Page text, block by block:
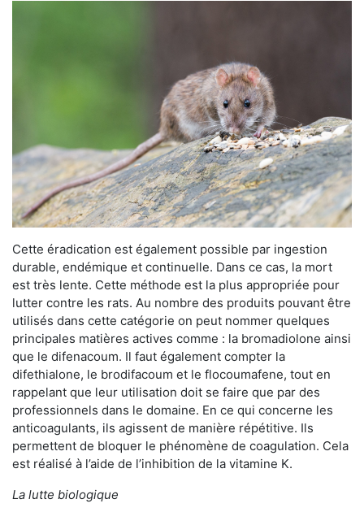
Cette éradication est également possible par ingestion
durable, endémique et continuelle. Dans ce cas, la mort
est très lente. Cette méthode est la plus appropriée pour
lutter contre les rats. Au nombre des produits pouvant être
utilisés dans cette catégorie on peut nommer quelques
principales matières actives comme : la bromadiolone ainsi
que le difenacoum. Il faut également compter la
difethialone, le brodifacoum et le flocoumafene, tout en
rappelant que leur utilisation doit se faire que par des
professionnels dans le domaine. En ce qui concerne les
anticoagulants, ils agissent de manière répétitive. Ils
permettent de bloquer le phénomène de coagulation. Cela
est réalisé à l’aide de l’inhibition de la vitamine K.
La lutte biologique